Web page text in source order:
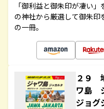
「御利益と御朱印が凄い
の神社から厳選して御朱
の一冊。
２９
ワ島
ジョグ